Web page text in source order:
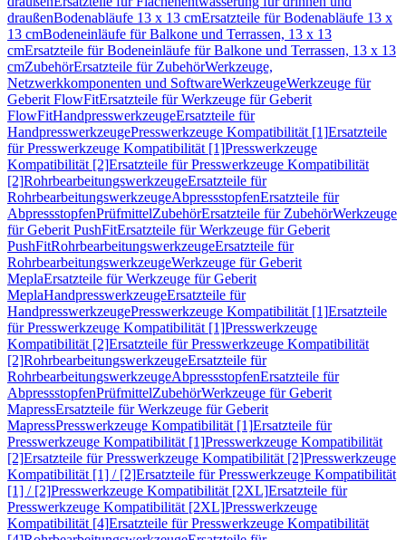
draußenBodenabläufe 13 x 13 cmErsatzteile für Bodenabläufe 13 x
13 cmBodeneinläufe für Balkone und Terrassen, 13 x 13
cmErsatzteile für Bodeneinläufe für Balkone und Terrassen, 13 x 13
cmZubehörErsatzteile für ZubehörWerkzeuge,
Netzwerkkomponenten und SoftwareWerkzeugeWerkzeuge für
Geberit FlowFitErsatzteile für Werkzeuge für Geberit
FlowFitHandpresswerkzeugeErsatzteile für
HandpresswerkzeugePresswerkzeuge Kompatibilität [1]Ersatzteile
für Presswerkzeuge Kompatibilität [1]Presswerkzeuge
Kompatibilität [2]Ersatzteile für Presswerkzeuge Kompatibilität
[2]RohrbearbeitungswerkzeugeErsatzteile für
RohrbearbeitungswerkzeugeAbpressstopfenErsatzteile für
AbpressstopfenPrüfmittelZubehörErsatzteile für ZubehörWerkzeuge
für Geberit PushFitErsatzteile für Werkzeuge für Geberit
PushFitRohrbearbeitungswerkzeugeErsatzteile für
RohrbearbeitungswerkzeugeWerkzeuge für Geberit
MeplaErsatzteile für Werkzeuge für Geberit
MeplaHandpresswerkzeugeErsatzteile für
HandpresswerkzeugePresswerkzeuge Kompatibilität [1]Ersatzteile
für Presswerkzeuge Kompatibilität [1]Presswerkzeuge
Kompatibilität [2]Ersatzteile für Presswerkzeuge Kompatibilität
[2]RohrbearbeitungswerkzeugeErsatzteile für
RohrbearbeitungswerkzeugeAbpressstopfenErsatzteile für
AbpressstopfenPrüfmittelZubehörWerkzeuge für Geberit
MapressErsatzteile für Werkzeuge für Geberit
MapressPresswerkzeuge Kompatibilität [1]Ersatzteile für
Presswerkzeuge Kompatibilität [1]Presswerkzeuge Kompatibilität
[2]Ersatzteile für Presswerkzeuge Kompatibilität [2]Presswerkzeuge
Kompatibilität [1] / [2]Ersatzteile für Presswerkzeuge Kompatibilität
[1] / [2]Presswerkzeuge Kompatibilität [2XL]Ersatzteile für
Presswerkzeuge Kompatibilität [2XL]Presswerkzeuge
Kompatibilität [4]Ersatzteile für Presswerkzeuge Kompatibilität